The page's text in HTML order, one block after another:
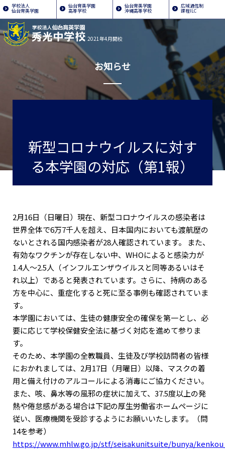
学校法人
仙台育英学園
仙台育英学園
高等学校
仙台育英学園
沖縄高等学校
広域通信制
課程ILC
2021年4月開校
お知らせ
新型コロナウイルスに対す
る本学園の対応（第1報）
2月16日（日曜日）現在、新型コロナウイルスの感染者は
世界全体で6万7千人を超え、日本国内においても渡航歴の
ないとされる国内感染者が28人確認されています。 また、
有効なワクチンが存在しない中、WHOによると感染力が
1.4人～2.5人（インフルエンザウイルスと同等あるいはそ
れ以上）であると発表されています。さらに、持病のある
方を中心に、重症化すると死に至る事例も確認されていま
す。
本学園においては、生徒の健康安全の確保を第一とし、必
要に応じて学校保健安全法に基づく対応を進めて参りま
す。
そのため、本学園の全教職員、生徒及び学校訪問者の皆様
におかれましては、2月17日（月曜日）以降、マスクの着
用と備え付けのアルコールによる消毒にご協力ください。
また、咳、鼻水等の風邪の症状に加えて、37.5度以上の発
熱や倦怠感がある場合は下記の厚生労働省ホームページに
従い、医療機関を受診するようにお願いいたします。（問
14を参考）
https://www.mhlw.go.jp/stf/seisakunitsuite/bunya/